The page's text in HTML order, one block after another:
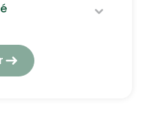
personnelles :
conformément